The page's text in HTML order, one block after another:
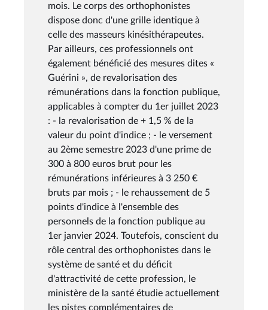
mois. Le corps des orthophonistes
dispose donc d'une grille identique à
celle des masseurs kinésithérapeutes.
Par ailleurs, ces professionnels ont
également bénéficié des mesures dites «
Guérini », de revalorisation des
rémunérations dans la fonction publique,
applicables à compter du 1er juillet 2023
: - la revalorisation de + 1,5 % de la
valeur du point d'indice ; - le versement
au 2ème semestre 2023 d'une prime de
300 à 800 euros brut pour les
rémunérations inférieures à 3 250 €
bruts par mois ; - le rehaussement de 5
points d'indice à l'ensemble des
personnels de la fonction publique au
1er janvier 2024. Toutefois, conscient du
rôle central des orthophonistes dans le
système de santé et du déficit
d'attractivité de cette profession, le
ministère de la santé étudie actuellement
les pistes complémentaires de